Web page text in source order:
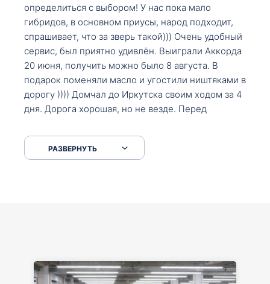
определиться с выбором! У нас пока мало
гибридов, в основном приусы, народ подходит,
спрашивает, что за зверь такой))) Очень удобный
сервис, был приятно удивлён. Выиграли Аккорда
20 июня, получить можно было 8 августа. В
подарок поменяли масло и угостили ништяками в
дорогу )))) Домчал до Иркутска своим ходом за 4
дня. Дорога хорошая, но не везде. Перед
серпантинах по пути следования.
РАЗВЕРНУТЬ